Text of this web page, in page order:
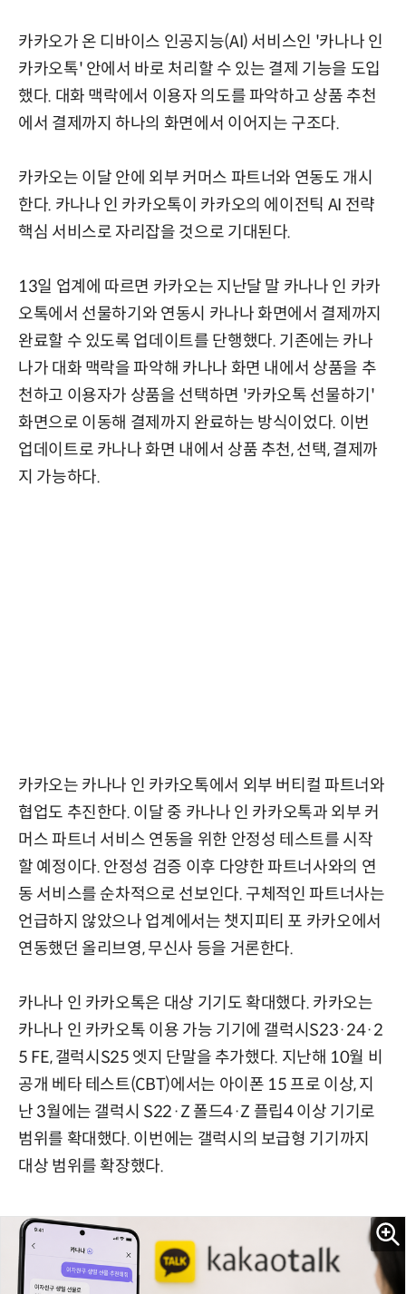
카카오가 온 디바이스 인공지능(AI) 서비스인 '카나나 인
카카오톡' 안에서 바로 처리할 수 있는 결제 기능을 도입
했다. 대화 맥락에서 이용자 의도를 파악하고 상품 추천
에서 결제까지 하나의 화면에서 이어지는 구조다.
카카오는 이달 안에 외부 커머스 파트너와 연동도 개시
한다. 카나나 인 카카오톡이 카카오의 에이전틱 AI 전략
핵심 서비스로 자리잡을 것으로 기대된다.
13일 업계에 따르면 카카오는 지난달 말 카나나 인 카카
오톡에서 선물하기와 연동시 카나나 화면에서 결제까지
완료할 수 있도록 업데이트를 단행했다. 기존에는 카나
나가 대화 맥락을 파악해 카나나 화면 내에서 상품을 추
천하고 이용자가 상품을 선택하면 '카카오톡 선물하기'
화면으로 이동해 결제까지 완료하는 방식이었다. 이번
업데이트로 카나나 화면 내에서 상품 추천, 선택, 결제까
지 가능하다.
카카오는 카나나 인 카카오톡에서 외부 버티컬 파트너와
협업도 추진한다. 이달 중 카나나 인 카카오톡과 외부 커
머스 파트너 서비스 연동을 위한 안정성 테스트를 시작
할 예정이다. 안정성 검증 이후 다양한 파트너사와의 연
동 서비스를 순차적으로 선보인다. 구체적인 파트너사는
언급하지 않았으나 업계에서는 챗지피티 포 카카오에서
연동했던 올리브영, 무신사 등을 거론한다.
카나나 인 카카오톡은 대상 기기도 확대했다. 카카오는
카나나 인 카카오톡 이용 가능 기기에 갤럭시S23·24·2
5 FE, 갤럭시S25 엣지 단말을 추가했다. 지난해 10월 비
공개 베타 테스트(CBT)에서는 아이폰 15 프로 이상, 지
난 3월에는 갤럭시 S22·Z 폴드4·Z 플립4 이상 기기로
범위를 확대했다. 이번에는 갤럭시의 보급형 기기까지
대상 범위를 확장했다.